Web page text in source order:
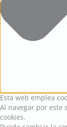
Esta web emplea
Al navegar por este
cookies.